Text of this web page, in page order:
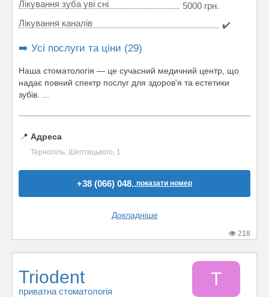
Лікування зуба уві сні
5000 грн.
Лікування каналів
✔️
➡️ Усі послуги та ціни (29)
Наша стоматологія — це сучасний медичний центр, що
надає повний спектр послуг для здоров'я та естетики
зубів. ...
📍 Адреса
Тернопіль, Шептицького, 1
+38 (066) 048..показати номер
Докладніше
218
Triodent
приватна стоматологія
T